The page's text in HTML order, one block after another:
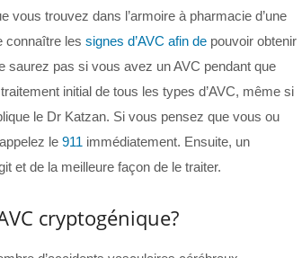
vous trouvez dans l’armoire à pharmacie d’une
connaître les signes d’AVC afin depouvoir obtenir
pas si vous avez un AVC pendant que
initial de tous les types d’AVC, même si
le Dr Katzan. Si vous pensez que vous ou
le 911 immédiatement. Ensuite, un
et de la meilleure façon de le traiter.
cryptogénique?